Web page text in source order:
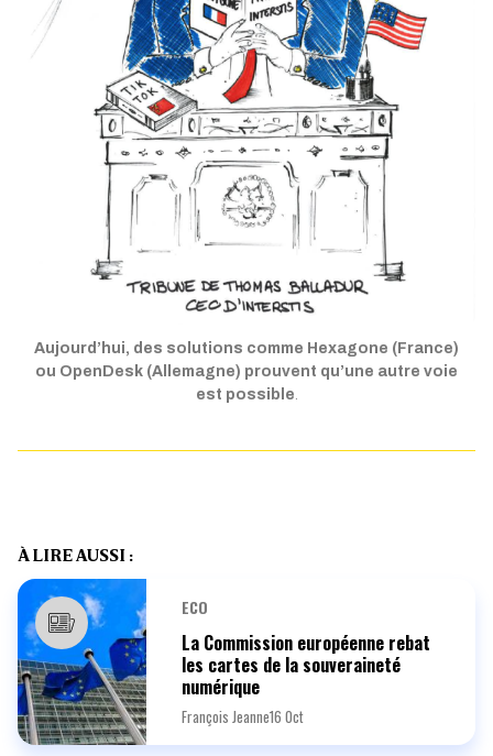
Aujourd’hui, des solutions comme Hexagone (France)
ou OpenDesk (Allemagne) prouvent qu’une autre voie
est possible
À LIRE AUSSI :
ECO
La Commission européenne rebat
les cartes de la souveraineté
numérique
François Jeanne16 Oct